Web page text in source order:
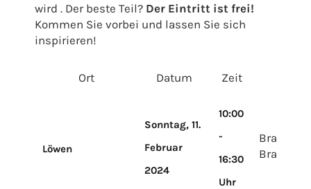
wird . Der beste Teil? Der Eintritt ist frei!
Kommen Sie vorbei und lassen Sie sich
inspirieren!
Ort Datum Zeit
Löwen
Sonntag, 11.
Februar
2024
10:00
-
16:30
Uhr